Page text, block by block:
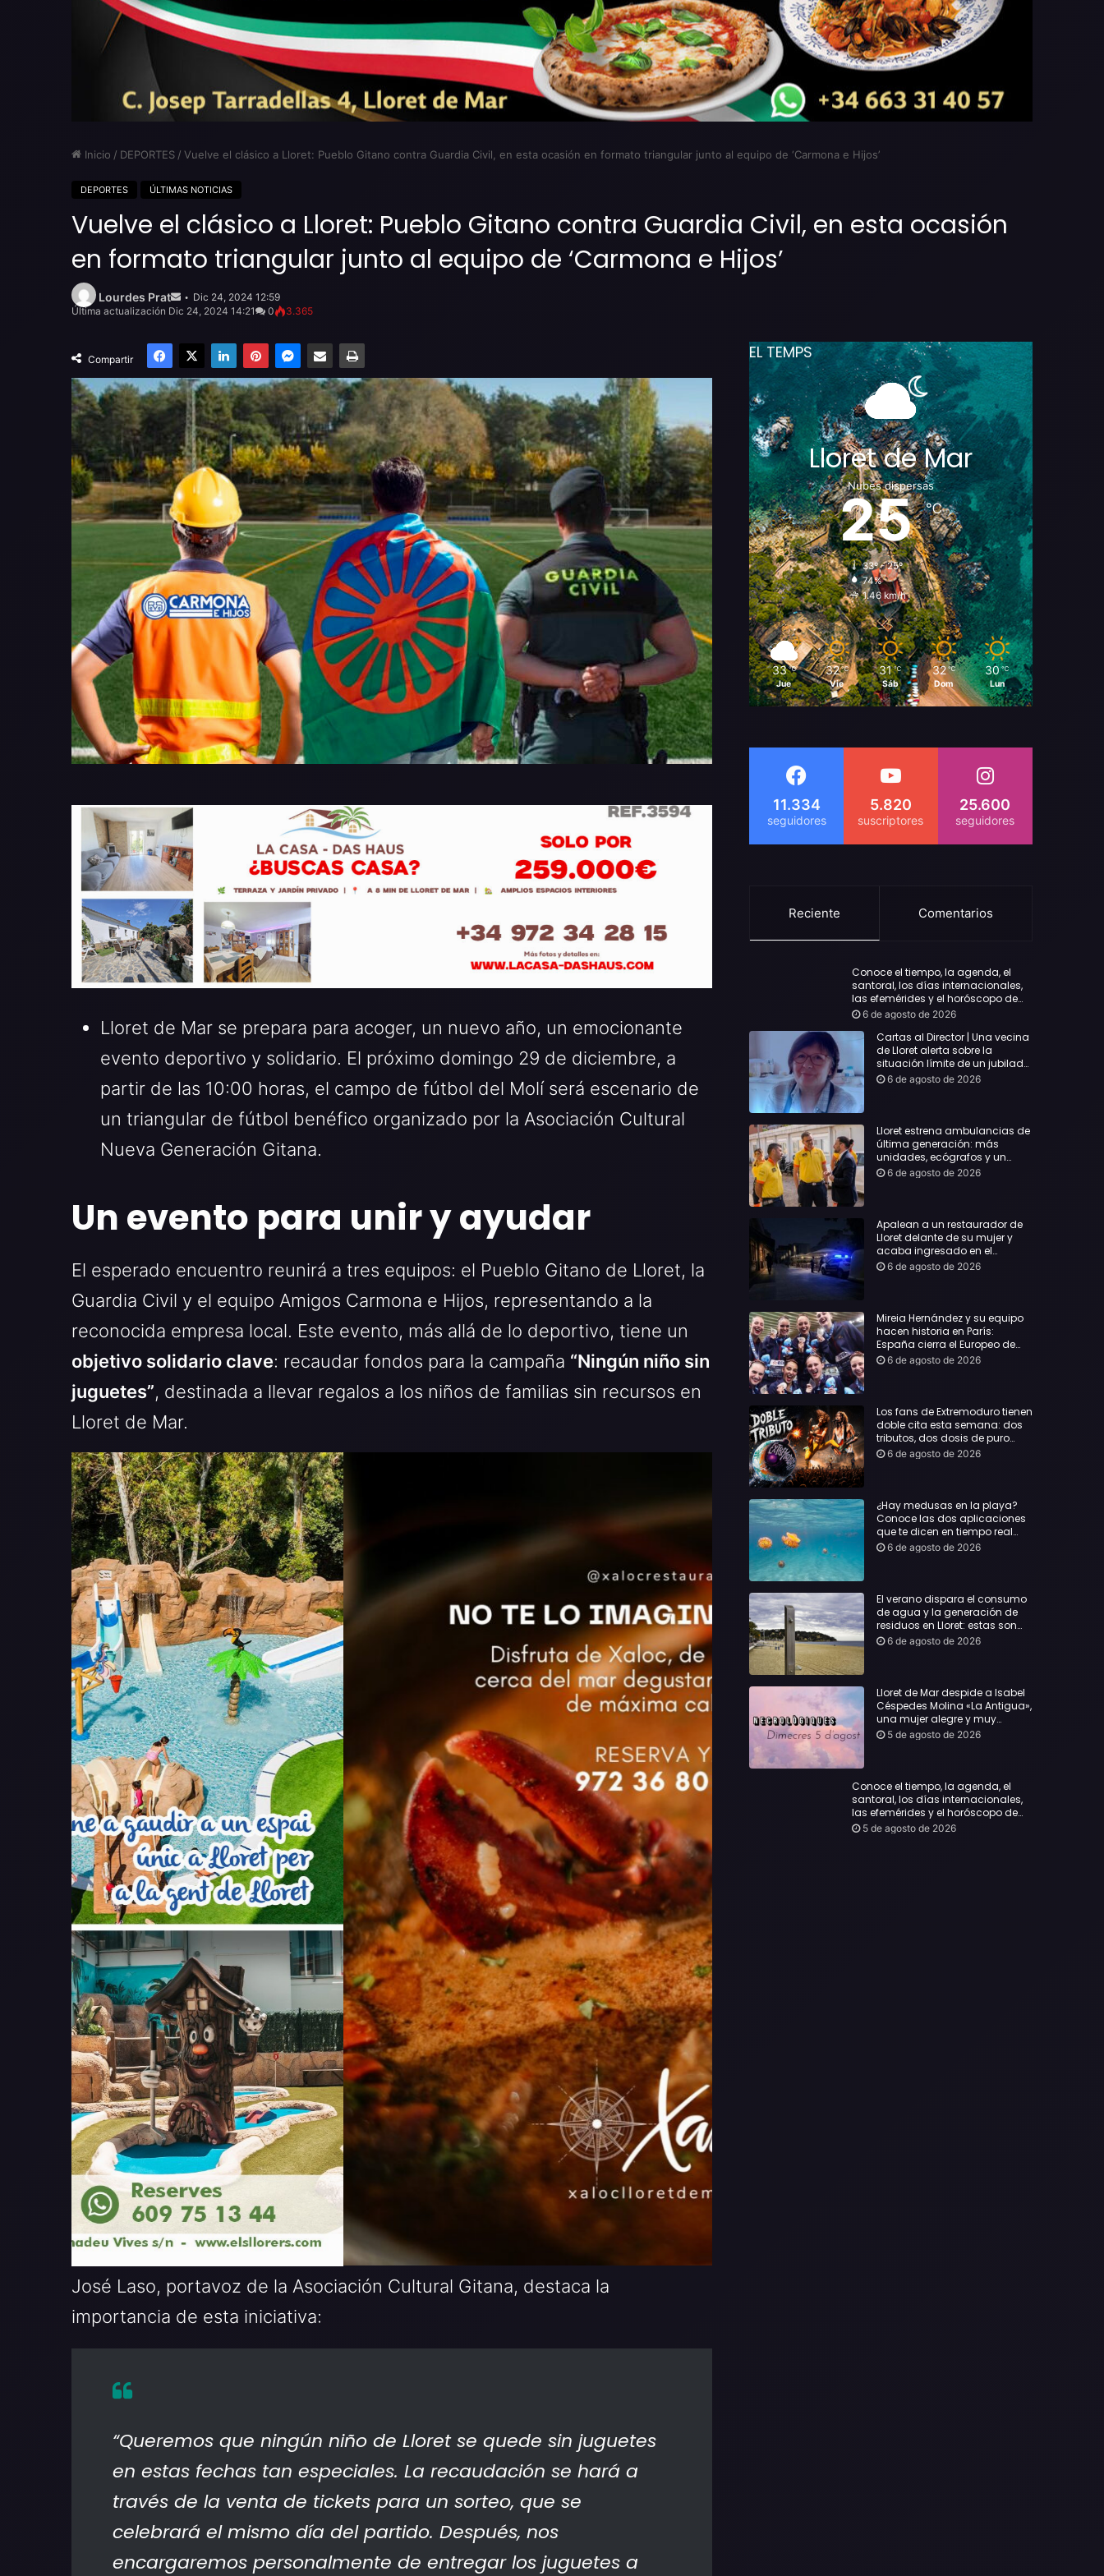
Inicio / DEPORTES / Vuelve el clásico a Lloret: Pueblo Gitano contra Guardia Civil, en esta ocasión en formato triangular junto al equipo de ‘Carmona e Hijos’
DEPORTES ÚLTIMAS NOTICIAS
Vuelve el clásico a Lloret: Pueblo Gitano contra Guardia Civil, en esta ocasión
en formato triangular junto al equipo de ‘Carmona e Hijos’
Lourdes Prat
emailDic 24, 2024 12:59
Última actualización Dic 24, 2024 14:21
0 3.365
Compartir
Facebook
X LinkedInPinterestMessenger
Compartir por email Imprimir
Lloret de Mar se prepara para acoger, un nuevo año, un emocionante
evento deportivo y solidario. El próximo domingo 29 de diciembre, a
partir de las 10:00 horas, el campo de fútbol del Molí será escenario de
un triangular de fútbol benéfico organizado por la Asociación Cultural
Nueva Generación Gitana.
Un evento para unir y ayudar
El esperado encuentro reunirá a tres equipos: el Pueblo Gitano de Lloret, la
Guardia Civil y el equipo Amigos Carmona e Hijos, representando a la
reconocida empresa local. Este evento, más allá de lo deportivo, tiene un
objetivo solidario clave: recaudar fondos para la campaña “Ningún niño sin
juguetes”, destinada a llevar regalos a los niños de familias sin recursos en
Lloret de Mar.
José Laso, portavoz de la Asociación Cultural Gitana, destaca la
importancia de esta iniciativa:
“Queremos que ningún niño de Lloret se quede sin juguetes
en estas fechas tan especiales. La recaudación se hará a
través de la venta de tickets para un sorteo, que se
celebrará el mismo día del partido. Después, nos
encargaremos personalmente de entregar los juguetes a
EL TEMPS
Lloret de Mar
Nubes dispersas
25℃
33º - 25º
74%
1.46 km/h
33 ℃
Jue
32 ℃
Vie
31 ℃
Sáb
32 ℃
Dom
30 ℃
Lun
11.334 5.820 25.600
Reciente Comentarios
Conoce el tiempo, la agenda, el
santoral, los días internacionales,
las efemérides y el horóscopo de
hoy Jueves, 6 de agosto de 2026
6 de agosto de 2026
Cartas al Director | Una vecina
de Lloret alerta sobre la
situación límite de un jubilado
de 65 años y pide una
6 de agosto de 2026
Lloret estrena ambulancias de
última generación: más
unidades, ecógrafos y un
servicio reforzado las 24 horas
6 de agosto de 2026
Apalean a un restaurador de
Lloret delante de su mujer y
acaba ingresado en el
Hospital Vall d’Hebron
6 de agosto de 2026
Mireia Hernández y su equipo
hacen historia en París:
España cierra el Europeo de
natación artística con ocho
6 de agosto de 2026
Los fans de Extremoduro tienen
doble cita esta semana: dos
tributos, dos dosis de puro
rock de la mano del Clon
6 de agosto de 2026
¿Hay medusas en la playa?
Conoce las dos aplicaciones
que te dicen en tiempo real
dónde bañarte con
6 de agosto de 2026
El verano dispara el consumo
de agua y la generación de
residuos en Lloret: estas son
las cifras que deja el turismo
6 de agosto de 2026
Lloret de Mar despide a Isabel
Céspedes Molina «La Antigua»,
una mujer alegre y muy
querida en la población
5 de agosto de 2026
Conoce el tiempo, la agenda, el
santoral, los días internacionales,
las efemérides y el horóscopo de
hoy, Miércoles, 5 de agosto de 2026:
5 de agosto de 2026